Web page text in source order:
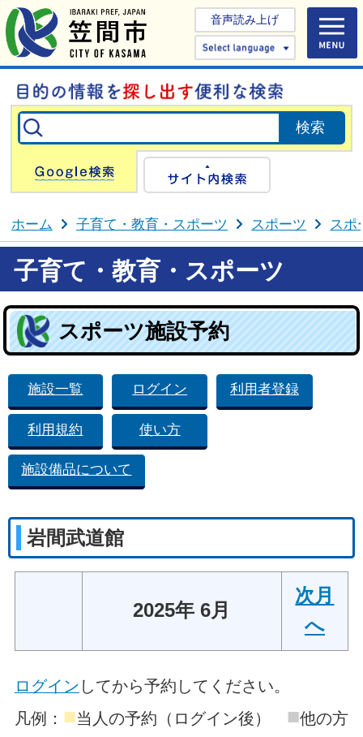
音声読み上げ
Select
Google検索
ホーム 子育て・教育・スポーツ スポーツ スポ
子育て・教育・スポーツ
スポーツ施設予約
施設一覧 ログイン 利用者登録
利用規約 使い方
施設備品について
岩間武道館
2025年 6月
次月
へ
ログイン してから予約してください。
凡例： ■当人の予約（ログイン後） ■他の方